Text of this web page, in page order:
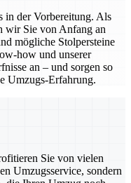
in der Vorbereitung. Als
wir Sie von Anfang an
mögliche Stolpersteine
how und unserer
an – und sorgen so
Umzugs-Erfahrung.
Sie von vielen
Umzugsservice, sondern